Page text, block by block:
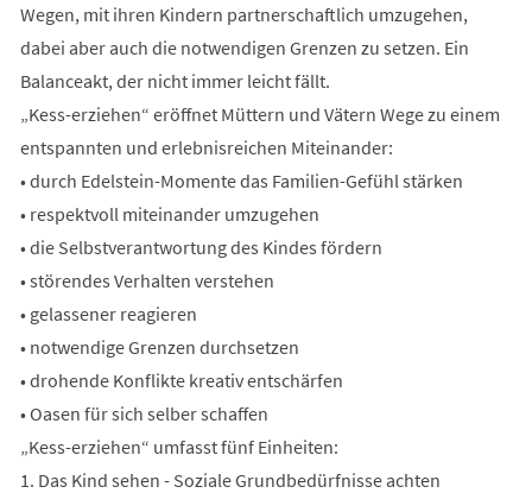
Wegen, mit ihren Kindern partnerschaftlich umzugehen,
dabei aber auch die notwendigen Grenzen zu setzen. Ein
Balanceakt, der nicht immer leicht fällt.
„Kess-erziehen“ eröffnet Müttern und Vätern Wege zu einem
entspannten und erlebnisreichen Miteinander:
• durch Edelstein-Momente das Familien-Gefühl stärken
• respektvoll miteinander umzugehen
• die Selbstverantwortung des Kindes fördern
• störendes Verhalten verstehen
• gelassener reagieren
• notwendige Grenzen durchsetzen
• drohende Konflikte kreativ entschärfen
• Oasen für sich selber schaffen
„Kess-erziehen“ umfasst fünf Einheiten:
1. Das Kind sehen - Soziale Grundbedürfnisse achten